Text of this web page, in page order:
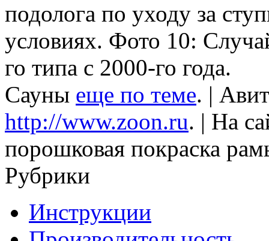
подолога по уходу за
условиях. Фото 10:
го типа с 2000-го года.
Сауны еще по теме. |
http://www.zoon.ru. | На
порошковая покраска
Рубрики
Инструкции